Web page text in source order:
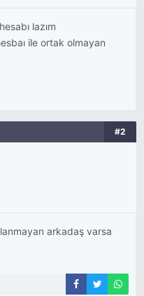
lazım
ile ortak olmayan
#2
arkadaş varsa